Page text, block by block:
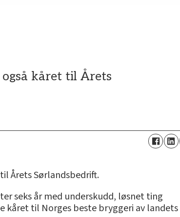
også kåret til Årets
Årets Sørlandsbedrift.
seks år med underskudd, løsnet ting
kåret til Norges beste bryggeri av landets